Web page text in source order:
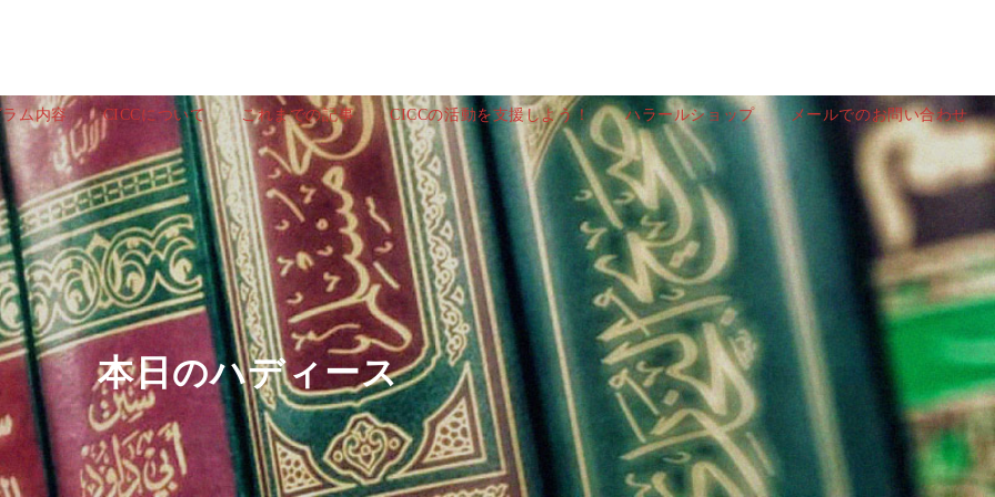
ム内容 CICCについて これまでの記事 CICCの活動を支援しよう！ ハラールショップ メールでのお問い合わせ
本日のハディース